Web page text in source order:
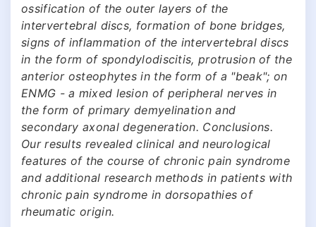
ossification of the outer layers of the
intervertebral discs, formation of bone bridges,
signs of inflammation of the intervertebral discs
in the form of spondylodiscitis, protrusion of the
anterior osteophytes in the form of a "beak"; on
ENMG - a mixed lesion of peripheral nerves in
the form of primary demyelination and
secondary axonal degeneration. Conclusions.
Our results revealed clinical and neurological
features of the course of chronic pain syndrome
and additional research methods in patients with
chronic pain syndrome in dorsopathies of
rheumatic origin.